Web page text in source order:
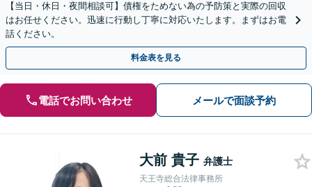
【当日・休日・夜間相談可】債権をためない為の予防策と実際の回収
はお任せください。迅速に行動し丁寧に対応いたします。まずはお電
話ください。
料金表を見る
電話でお問い合わせ メールで面談予約
大前 貴子 弁護士
天王寺総合法律事務所